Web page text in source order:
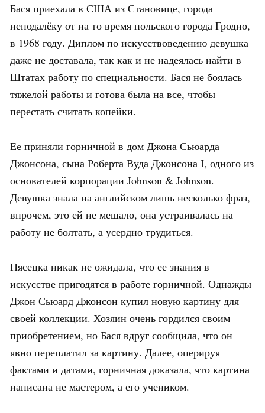
Бася приехала в США из Становице, города
неподалёку от на то время польского города Гродно,
в 1968 году. Диплом по искусствоведению девушка
даже не доставала, так как и не надеялась найти в
Штатах работу по специальности. Бася не боялась
тяжелой работы и готова была на все, чтобы
перестать считать копейки.
Ее приняли горничной в дом Джона Сьюарда
Джонсона, сына Роберта Вуда Джонсона I, одного из
основателей корпорации Johnson & Johnson.
Девушка знала на английском лишь несколько фраз,
впрочем, это ей не мешало, она устраивалась на
работу не болтать, а усердно трудиться.
Пясецка никак не ожидала, что ее знания в
искусстве пригодятся в работе горничной. Однажды
Джон Сьюард Джонсон купил новую картину для
своей коллекции. Хозяин очень гордился своим
приобретением, но Бася вдруг сообщила, что он
явно переплатил за картину. Далее, оперируя
фактами и датами, горничная доказала, что картина
написана не мастером, а его учеником.